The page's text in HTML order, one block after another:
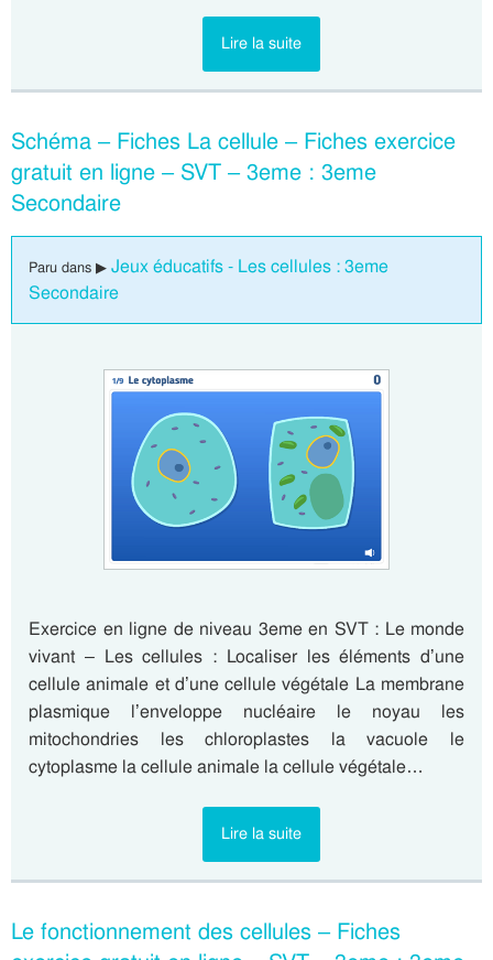
Lire la suite
Schéma – Fiches La cellule – Fiches exercice
gratuit en ligne – SVT – 3eme : 3eme
Secondaire
Paru dans ▶ Jeux éducatifs - Les cellules : 3eme
Secondaire
Exercice en ligne de niveau 3eme en SVT : Le monde
vivant – Les cellules : Localiser les éléments d’une
cellule animale et d’une cellule végétale La membrane
plasmique l’enveloppe nucléaire le noyau les
mitochondries les chloroplastes la vacuole le
cytoplasme la cellule animale la cellule végétale…
Lire la suite
Le fonctionnement des cellules – Fiches